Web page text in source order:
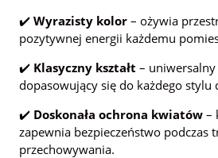
✔️ Wyrazisty kolor – ożywia
pozytywnej energii każdemu
✔️ Klasyczny kształt –
dopasowujący się do każdego stylu
✔️ Doskonała ochrona kwiatów –
zapewnia bezpieczeństwo podczas
przechowywania.